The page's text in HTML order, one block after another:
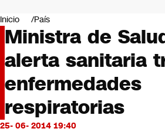
Negocios
Deportes
Programas completos
Cultura
Servicios
Bits
CNN tiempo
Futuro 360
Inicio País
Ministra de
alerta sanitaria
enfermedades
respiratorias
25- 06- 2014 19:40